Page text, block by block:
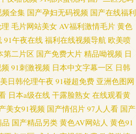
全集 国产孕妇无码视频 国产在线福利
毛片网站美女 AV福利激情毛片 黄色
91午夜在线 福利在线视频导航 欧美喷
第二片区 国产免费大片 精品呦视频 日
91刺激视频 日本中文字幕一区 日韩
日韩伦理午夜 91碰超免费 亚洲色图网
日本a级在线 干露脸熟女 在线观看黄
美女91视频 国产情侣片 97人人看 国产
国产精品另类 黄色AV网站人 黄色91